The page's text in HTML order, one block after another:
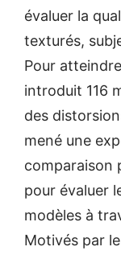
évaluer la
texturés,
Pour
introduit 116
des
mené une
comparaison
pour évaluer
modèles à
Motivés par